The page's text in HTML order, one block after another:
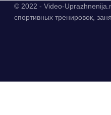
© 2022 - Video-
спортивных тренировок,